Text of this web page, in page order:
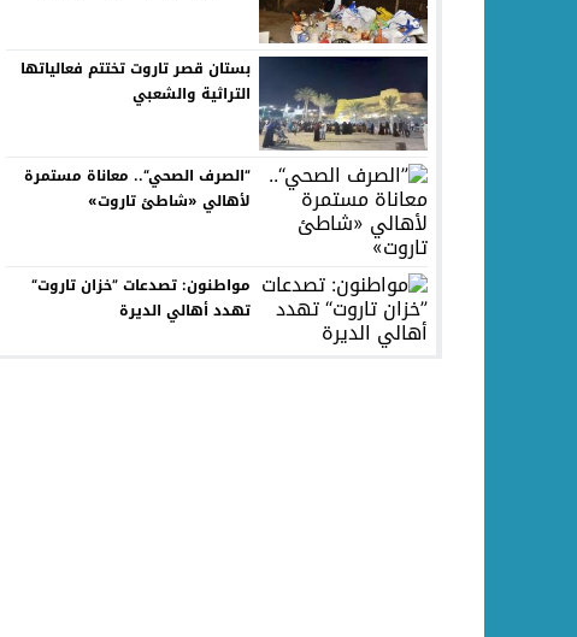
بستان قصر تاروت تختتم فعالياتها
التراثية والشعبي
”الصرف الصحي“.. معاناة مستمرة
لأهالي «شاطئ تاروت»
مواطنون: تصدعات ”خزان تاروت“
تهدد أهالي الديرة